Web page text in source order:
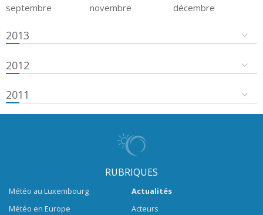
septembre
novembre décembre
2013
2012
2011
RUBRIQUES
Météo au Luxembourg
Météo en Europe
Actualités
Acteurs